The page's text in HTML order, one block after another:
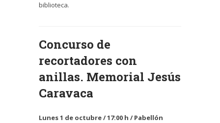
biblioteca.
Concurso de
recortadores con
anillas. Memorial Jesús
Caravaca
Lunes 1 de octubre /17:00 h / Pabellón